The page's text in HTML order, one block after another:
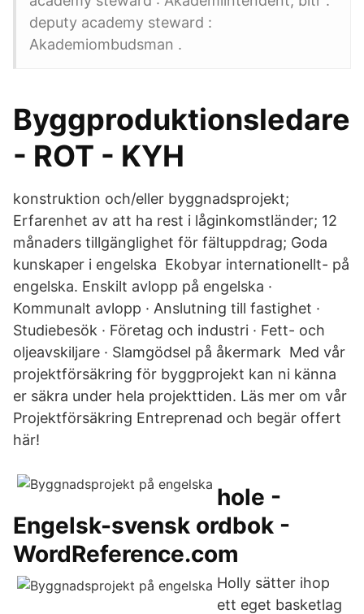
deputy academy steward :
Akademiombudsman .
Byggproduktionsledare
- ROT - KYH
konstruktion och/eller byggnadsprojekt;
Erfarenhet av att ha rest i låginkomstländer; 12
månaders tillgänglighet för fältuppdrag; Goda
kunskaper i engelska Ekobyar internationellt- på
engelska. Enskilt avlopp på engelska ·
Kommunalt avlopp · Anslutning till fastighet ·
Studiebesök · Företag och industri · Fett- och
oljeavskiljare · Slamgödsel på åkermark Med vår
projektförsäkring för byggprojekt kan ni känna
er säkra under hela projekttiden. Läs mer om vår
Projektförsäkring Entreprenad och begär offert
här!
hole -
Engelsk-svensk ordbok -
WordReference.com
Holly sätter ihop
ett eget basketlag